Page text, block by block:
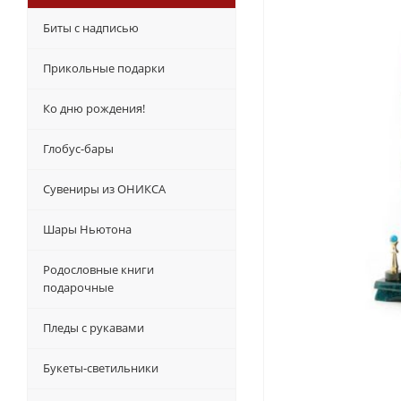
Биты с надписью
Прикольные подарки
Ко дню рождения!
Глобус-бары
Сувениры из ОНИКСА
Шары Ньютона
Родословные книги
подарочные
Пледы с рукавами
Букеты-светильники